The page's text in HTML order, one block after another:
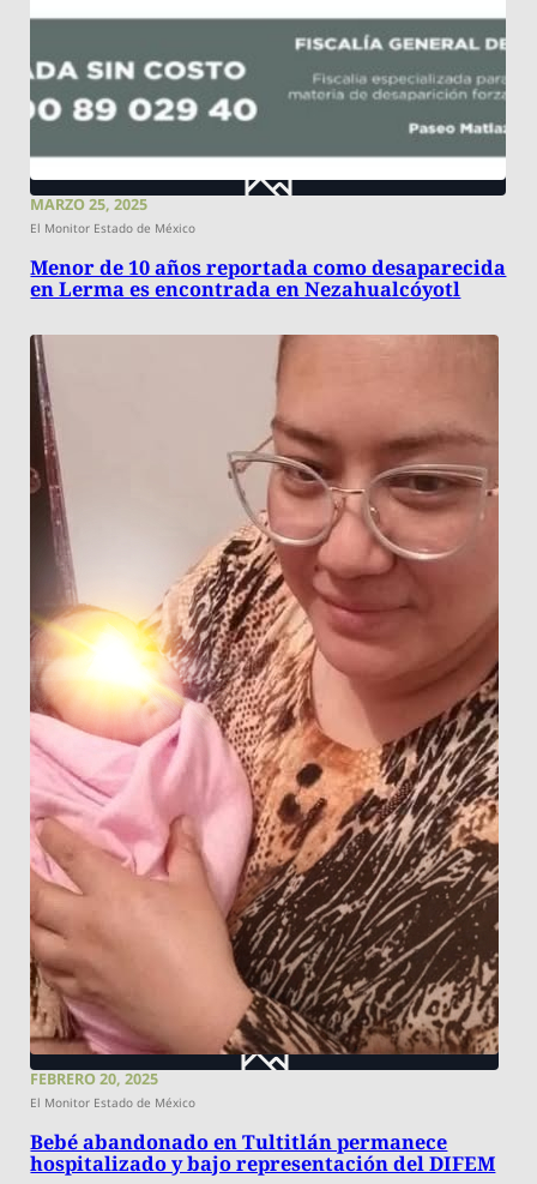
MARZO 25, 2025
El Monitor Estado de México
Menor de 10 años reportada como desaparecida
en Lerma es encontrada en Nezahualcóyotl
FEBRERO 20, 2025
El Monitor Estado de México
Bebé abandonado en Tultitlán permanece
hospitalizado y bajo representación del DIFEM